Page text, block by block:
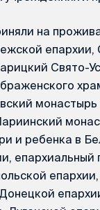
на
Свято-
и ребенка в
епархиальный
епархии,